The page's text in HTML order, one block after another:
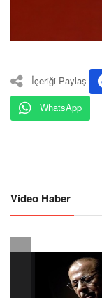
İçeriği Paylaş
WhatsApp
Video Haber